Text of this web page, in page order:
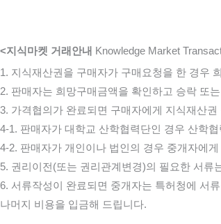
<지식마켓 거래안내 Knowledge Market
1. 지식재산권을 구매자가 구매요청을 한 경우
2. 판매자는 희망구매금액을 확인하고 승락 또
3. 가격협의가 완료되면 구매자에게 지식재산
4-1. 판매자가 대학교 산학협력단인 경우 산학
4-2. 판매자가 개인이나 법인의 경우 중개자에
5. 권리이전(또는 권리관계변경)의 필요한 서
6. 서류작성이 완료되면 중개자는 특허청에 서
나머지 비용을 입금해 드립니다.